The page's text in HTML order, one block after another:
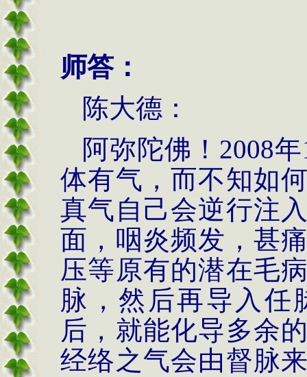
师答：
陈大德：
阿弥陀佛！ 2008年
体有气，而不知如
真气自己会逆行注
面，咽炎频发，甚
压等原有的潜在毛
脉，然后再导入任
后，就能化导多余
经络之气会由督脉